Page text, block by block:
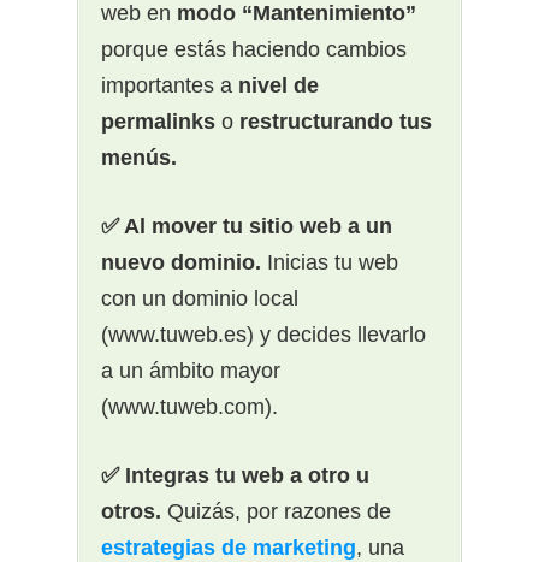
web en modo “Mantenimiento”
porque estás haciendo cambios
importantes a nivel de
permalinks o restructurando tus
menús.
✅ Al mover tu sitio web a un
nuevo dominio. Inicias tu web
con un dominio local
(www.tuweb.es) y decides llevarlo
a un ámbito mayor
(www.tuweb.com).
✅ Integras tu web a otro u
otros. Quizás, por razones de
estrategias de marketing, una